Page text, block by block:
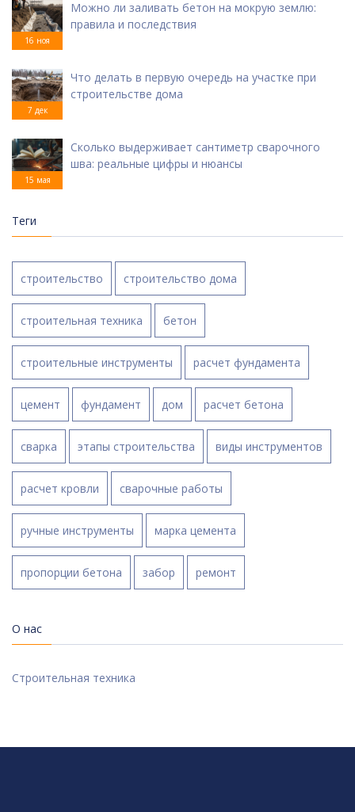
16 ноя
Можно ли заливать бетон на мокрую землю:
правила и последствия
7 дек
Что делать в первую очередь на участке при
строительстве дома
15 мая
Сколько выдерживает сантиметр сварочного
шва: реальные цифры и нюансы
Теги
строительство строительство дома
строительная техника бетон
строительные инструменты расчет фундамента
цемент фундамент дом расчет бетона
сварка этапы строительства виды инструментов
расчет кровли сварочные работы
ручные инструменты марка цемента
пропорции бетона забор ремонт
О нас
Строительная техника